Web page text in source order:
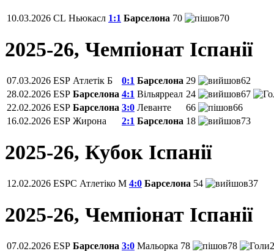
10.03.2026 CL Ньюкасл 1:1 Барселона 70 70
2025-26, Чемпiонат Іспанії
07.03.2026 ESP Атлетік Б 0:1 Барселона 29
62
28.02.2026 ESP Барселона 4:1 Вільярреал 24
67
22.02.2026 ESP Барселона 3:0 Леванте 66
66
16.02.2026 ESP Жирона 2:1 Барселона 18 73
2025-26, Кубок Іспанії
12.02.2026 ESPC Атлетіко М 4:0 Барселона 54 37
2025-26, Чемпiонат Іспанії
07.02.2026 ESP Барселона 3:0 Мальорка 78 78